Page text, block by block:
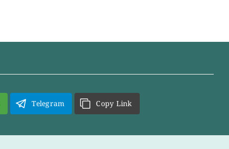
Telegram Copy Link